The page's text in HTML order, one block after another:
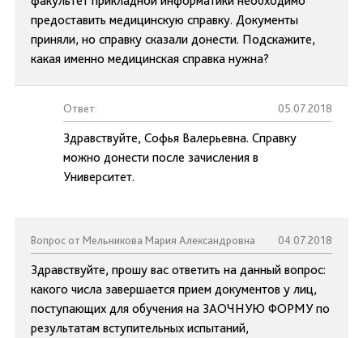
предоставить медицинскую справку. Документы
приняли, но справку сказали донести. Подскажите,
какая именно медицинская справка нужна?
Ответ: 05.07.2018
Здравствуйте, Софья Валерьевна. Справку
можно донести после зачисления в
Университет.
Вопрос от Мельникова Мария Александровна 04.07.2018
Здравствуйте, прошу вас ответить на данный вопрос:
какого числа завершается прием документов у лиц,
поступающих для обучения на ЗАОЧНУЮ ФОРМУ по
результатам вступительных испытаний,